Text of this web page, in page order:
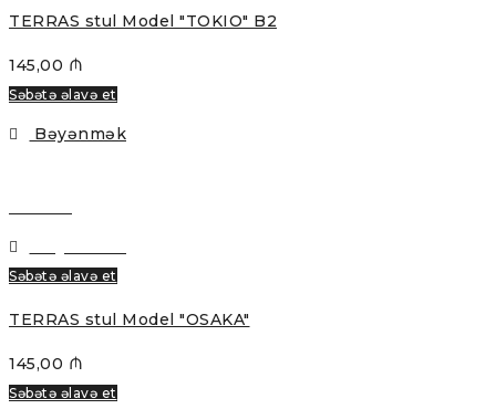
TERRAS stul Model "TOKIO" B2
145,00 ₼
Səbətə əlavə et
Bəyənmək
Səbətə əlavə et
TERRAS stul Model "OSAKA"
145,00 ₼
Səbətə əlavə et